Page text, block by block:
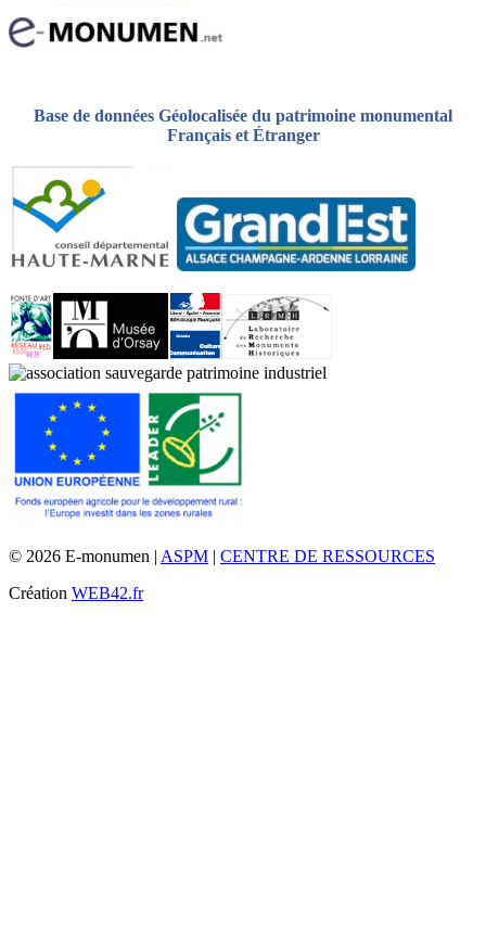
Base de données Géolocalisée du patrimoine monumental
Français et Étranger
© 2026 E-monumen | ASPM | CENTRE DE RESSOURCES
Création WEB42.fr